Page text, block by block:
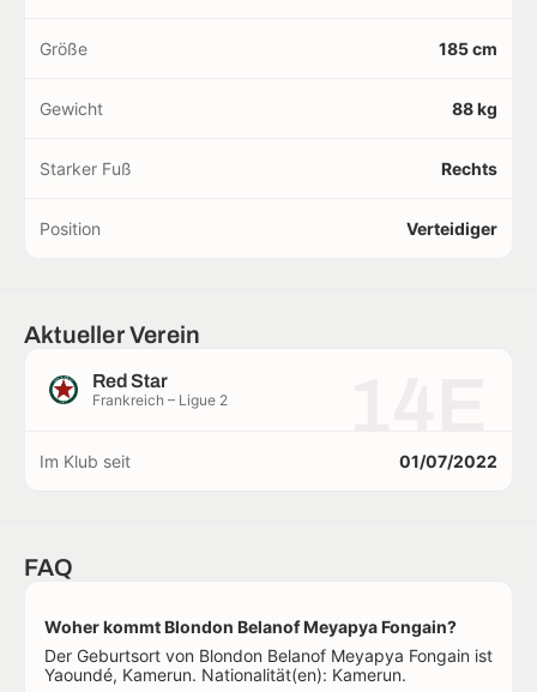
Größe 185 cm
Gewicht 88 kg
Starker Fuß Rechts
Position Verteidiger
Aktueller Verein
Red Star
Frankreich – Ligue 2
Im Klub seit 01/07/2022
FAQ
Woher kommt Blondon Belanof Meyapya Fongain?
Der Geburtsort von Blondon Belanof Meyapya Fongain ist
Yaoundé, Kamerun. Nationalität(en): Kamerun.